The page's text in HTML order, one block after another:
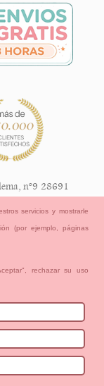
Mamas & Papas
nº9 28691
servicios y mostrarle
(por ejemplo, páginas
rechazar su uso